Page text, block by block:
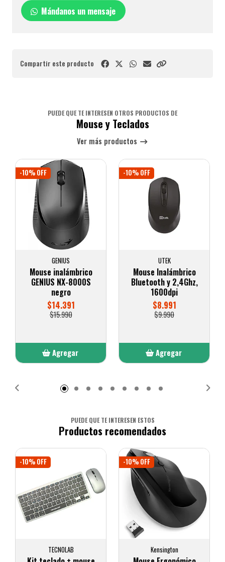
Mándanos un mensaje
Compartir este producto
PUEDE QUE TE INTERESEN OTROS PRODUCTOS DE
Mouse y Teclados
Ver más productos
-10% OFF
GENIUS
Mouse inalámbrico
GENIUS NX-8000S
negro
$14.391
$15.990
Agregar
-10% OFF
UTEK
Mouse Inalámbrico
Bluetooth y 2,4Ghz,
1600dpi
$8.991
$9.990
Agregar
PUEDE QUE TE INTERESEN ESTOS
Productos recomendados
-10% OFF
TECNOLAB
-10% OFF
Kensington